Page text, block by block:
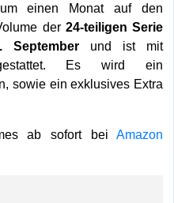
einen Monat auf den
der 24-teiligen Serie
September und ist mit
Es wird ein
sowie ein exklusives Extra
ab sofort beiAmazon